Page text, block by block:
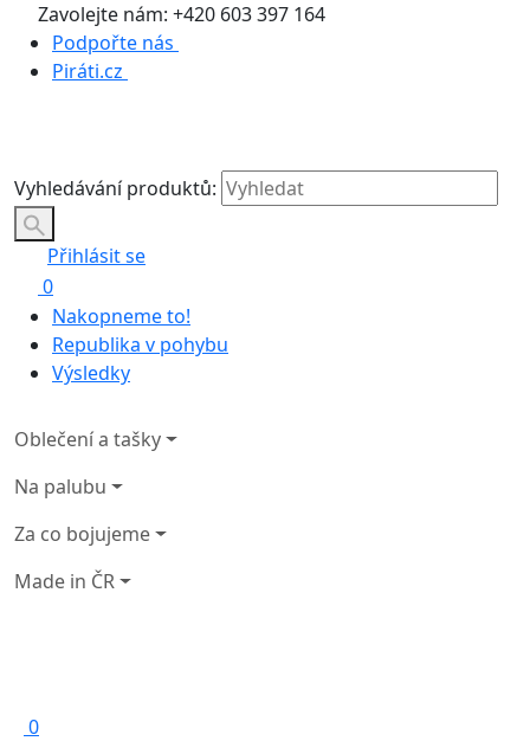
Zavolejte nám: +420 603 397 164
Podpořte nás
Piráti.cz
Vyhledávání produktů:
Přihlásit se
0
Nakopneme to!
Republika v pohybu
Výsledky
Oblečení a tašky
Na palubu
Za co bojujeme
Made in ČR
0